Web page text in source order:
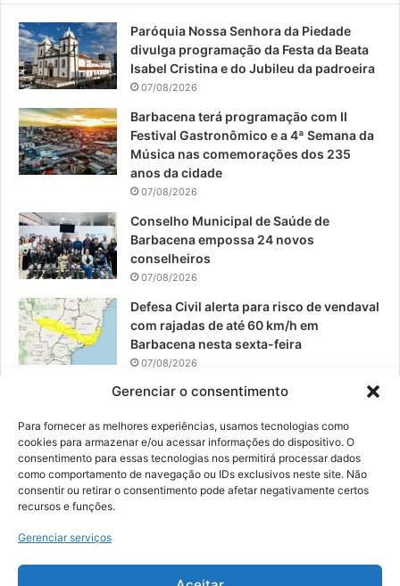
Gerenciar o consentimento
Para fornecer as melhores experiências, usamos tecnologias como
cookies para armazenar e/ou acessar informações do dispositivo. O
consentimento para essas tecnologias nos permitirá processar dados
como comportamento de navegação ou IDs exclusivos neste site. Não
consentir ou retirar o consentimento pode afetar negativamente certos
recursos e funções.
Gerenciar serviços
b
o
k
u
b
a
g
a
Paróquia Nossa Senhora da Piedade
divulga programação da Festa da Beata
Isabel Cristina e do Jubileu da padroeira
07/08/2026
Barbacena terá programação com II
Festival Gastronômico e a 4ª Semana da
Música nas comemorações dos 235
anos da cidade
07/08/2026
Conselho Municipal de Saúde de
Barbacena empossa 24 novos
conselheiros
07/08/2026
Defesa Civil alerta para risco de vendaval
com rajadas de até 60 km/h em
Barbacena nesta sexta-feira
07/08/2026
EPCAR tem a melhor nota do IDEB no
06/08/2026
© 2026, Todos os direitos reservados | Desenvolvido por:
Digital Business| Hospedado por:NP Publicidade